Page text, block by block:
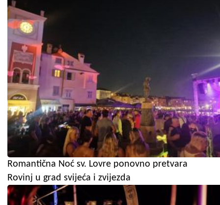
Romantična Noć sv. Lovre ponovno pretvara
Rovinj u grad svijeća i zvijezda